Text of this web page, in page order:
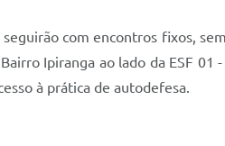
com encontros fixos,
Ipiranga ao lado da ESF
à prática de autodefesa.